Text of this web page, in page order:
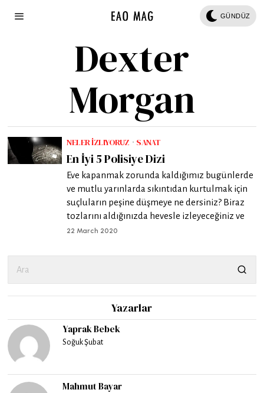
GÜNDÜZ
Dexter
Morgan
NELER İZLIYORUZ · SANAT
En İyi 5 Polisiye Dizi
Eve kapanmak zorunda kaldığımız bugünlerde
ve mutlu yarınlarda sıkıntıdan kurtulmak için
suçluların peşine düşmeye ne dersiniz? Biraz
tozlarını aldığınızda hevesle izleyeceğiniz ve
22 March 2020
Yazarlar
Yaprak Bebek
Soğuk Şubat
Mahmut Bayar